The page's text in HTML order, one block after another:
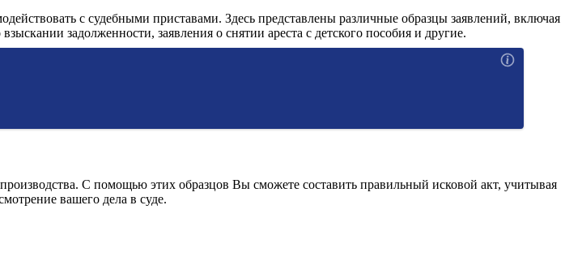
с судебными приставами. Здесь представлены различные образцы заявлений, включая
задолженности, заявления о снятии ареста с детского пособия и другие.
С помощью этих образцов Вы сможете составить правильный исковой акт, учитывая
вашего дела в суде.